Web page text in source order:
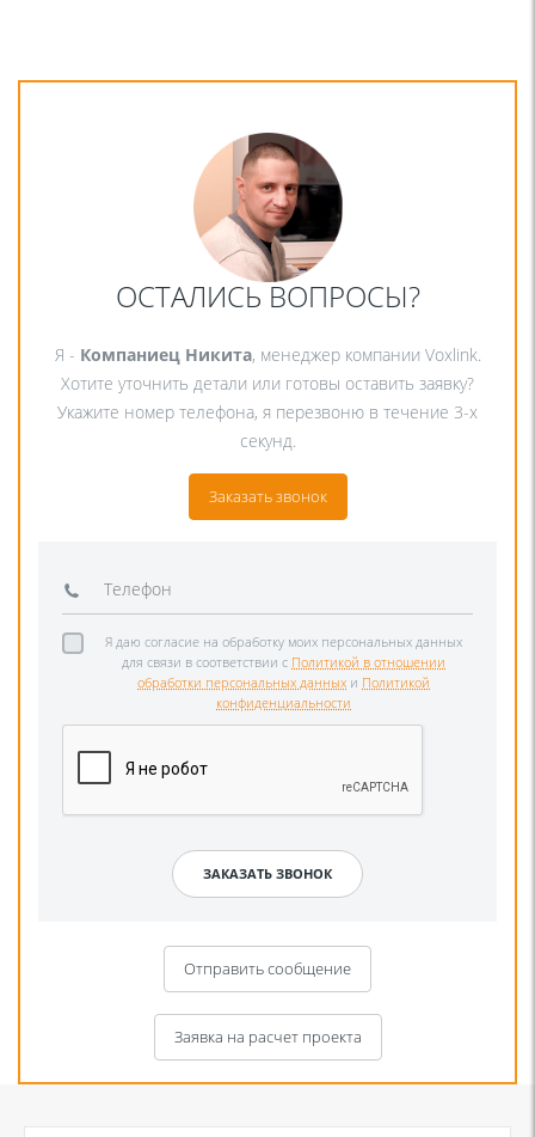
ОСТАЛИСЬ ВОПРОСЫ?
Я - Компаниец Никита, менеджер компании Voxlink.
Хотите уточнить детали или готовы оставить заявку?
Укажите номер телефона, я перезвоню в течение 3-х
секунд.
Заказать звонок
Я даю согласие на обработку моих персональных данных
для связи в соответствии с Политикой в отношении
обработки персональных данных и Политикой
конфиденциальности
Отправить сообщение
Заявка на расчет проекта